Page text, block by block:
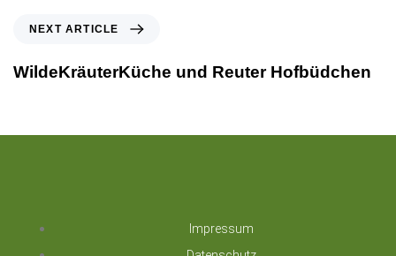
NEXT ARTICLE
WildeKräuterKüche und Reuter Hofbüdchen
Impressum